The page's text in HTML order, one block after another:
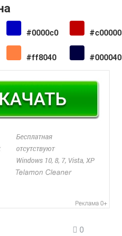
#0000c0 #c00000
#ff8040 #000040
0